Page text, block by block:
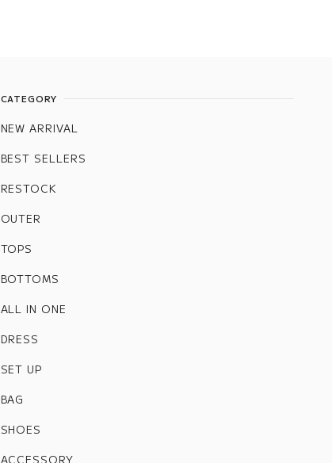
CATEGORY
NEW ARRIVAL
BEST SELLERS
RESTOCK
OUTER
TOPS
BOTTOMS
ALL IN ONE
DRESS
SET UP
BAG
SHOES
ACCESSORY